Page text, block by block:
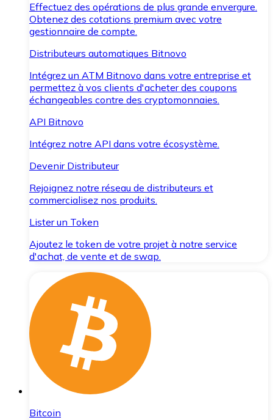
Effectuez des opérations de plus grande envergure.
Obtenez des cotations premium avec votre
gestionnaire de compte.
Distributeurs automatiques Bitnovo
Intégrez un ATM Bitnovo dans votre entreprise et
permettez à vos clients d'acheter des coupons
échangeables contre des cryptomonnaies.
API Bitnovo
Intégrez notre API dans votre écosystème.
Devenir Distributeur
Rejoignez notre réseau de distributeurs et
commercialisez nos produits.
Lister un Token
Ajoutez le token de votre projet à notre service
d'achat, de vente et de swap.
Bitcoin